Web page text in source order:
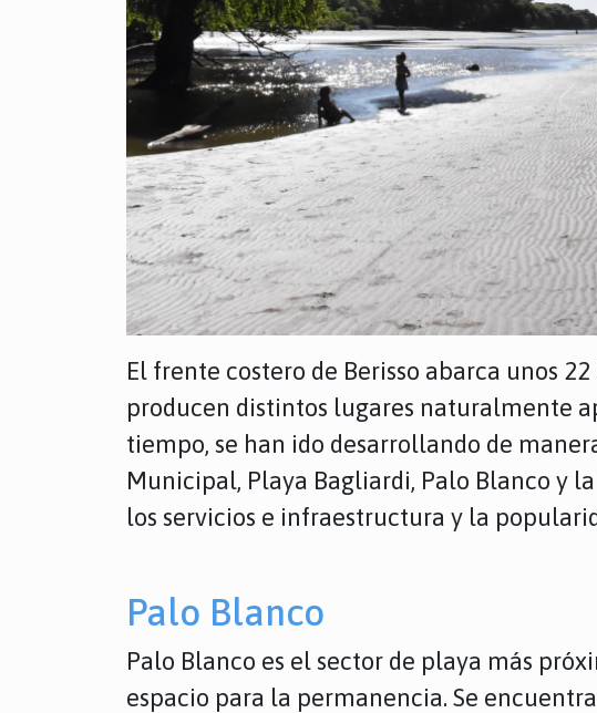
El frente costero de Berisso abarca unos
producen distintos lugares naturalmente
tiempo, se han ido desarrollando de
Municipal, Playa Bagliardi, Palo Blanco y
los servicios e infraestructura y la
Palo Blanco
Palo Blanco es el sector de playa más
espacio para la permanencia. Se